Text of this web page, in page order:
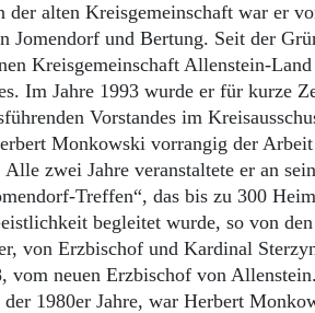
Start
Wer wir sind
Ausgabe
Login
werden
Abo Prämien
Archiv
Mediadaten
Kontakt
Impressum
Datenschutz
alten Kreisgemeinschaft war er
Jomendorf und Bertung. Seit der
Kreisgemeinschaft Allenstein-
Im Jahre 1993 wurde er für kurze
Vorstandes im
Monkowski vorrangig der
zwei Jahre veranstaltete er an
Treffen“, das bis zu 300
begleitet wurde, so von
von Erzbischof und Kardinal
vom neuen Erzbischof von
1980er Jahre, war Herbert